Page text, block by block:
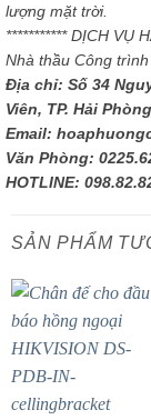
lượng mặt trời.
*********** DỊCH VỤ
Nhà thầu Công
Địa chỉ: Số 34
Viên, TP. Hải
Email:
Văn Phòng:
HOTLINE:
SẢN PHẨM